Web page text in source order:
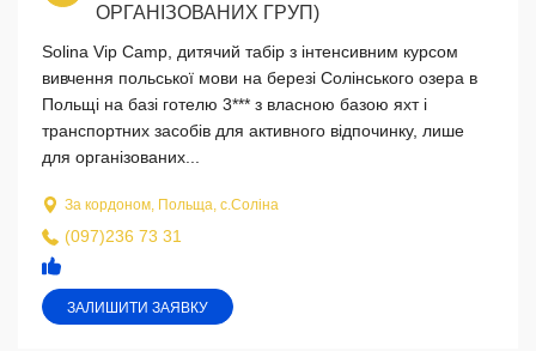
ОРГАНІЗОВАНИХ ГРУП)
Solina Vip Camp, дитячий табір з інтенсивним курсом
вивчення польської мови на березі Солінського озера в
Польщі на базі готелю 3*** з власною базою яхт і
транспортних засобів для активного відпочинку, лише
для організованих...
За кордоном, Польща, с.Соліна
(097)236 73 31
ЗАЛИШИТИ ЗАЯВКУ